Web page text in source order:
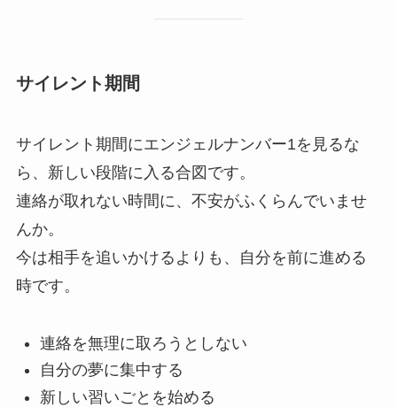
サイレント期間
サイレント期間にエンジェルナンバー1を見るな
ら、新しい段階に入る合図です。
連絡が取れない時間に、不安がふくらんでいませ
んか。
今は相手を追いかけるよりも、自分を前に進める
時です。
連絡を無理に取ろうとしない
自分の夢に集中する
新しい習いごとを始める